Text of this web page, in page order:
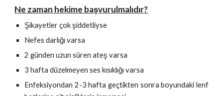
Ne zaman hekime başvurulmalıdır?
Şikayetler çok şiddetliyse
Nefes darlığı varsa
2 günden uzun süren ateş varsa
3 hafta düzelmeyen ses kısıklığı varsa
Enfeksiyondan 2-3 hafta geçtikten sonra boyundaki lenf